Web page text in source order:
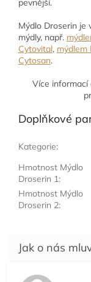
pevnější.
Mýdlo Droserin je
mýdly, např.
Cytovital, mýdlem
Cytosan.
Více informací
Doplňkové
Kategorie:
Hmotnost Mýdlo
Droserin 1:
Hmotnost Mýdlo
Droserin 2: